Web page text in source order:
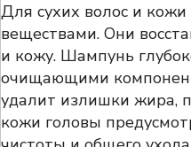
Для сухих волос и
веществами.Они
и кожу. Шампунь
очищающими
удалит излишки жира,
кожи головы